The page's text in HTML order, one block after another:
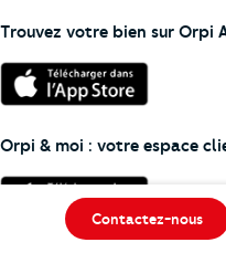
Trouvez votre bien sur Orpi
Orpi & moi : votre espace
Contactez-nous